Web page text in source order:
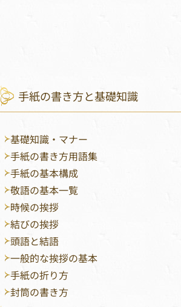
手紙の書き方と基礎知識
基礎知識・マナー
手紙の書き方用語集
手紙の基本構成
敬語の基本一覧
時候の挨拶
結びの挨拶
頭語と結語
一般的な挨拶の基本
手紙の折り方
封筒の書き方